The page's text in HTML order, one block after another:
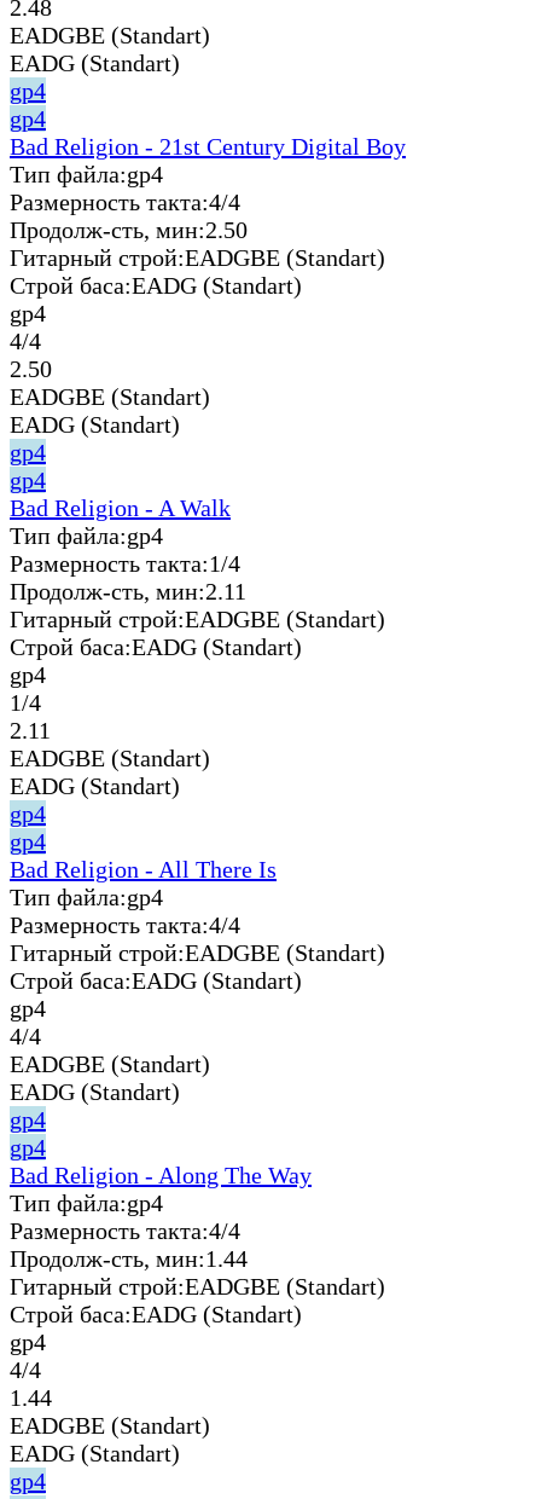
2.48
EADGBE (Standart)
EADG (Standart)
gp4
gp4
Bad Religion - 21st Century Digital Boy
Тип файла:gp4
Размерность такта:4/4
Продолж-сть, мин:2.50
Гитарный строй:EADGBE (Standart)
Строй баса:EADG (Standart)
gp4
4/4
2.50
EADGBE (Standart)
EADG (Standart)
gp4
gp4
Bad Religion - A Walk
Тип файла:gp4
Размерность такта:1/4
Продолж-сть, мин:2.11
Гитарный строй:EADGBE (Standart)
Строй баса:EADG (Standart)
gp4
1/4
2.11
EADGBE (Standart)
EADG (Standart)
gp4
gp4
Bad Religion - All There Is
Тип файла:gp4
Размерность такта:4/4
Гитарный строй:EADGBE (Standart)
Строй баса:EADG (Standart)
gp4
4/4
EADGBE (Standart)
EADG (Standart)
gp4
gp4
Bad Religion - Along The Way
Тип файла:gp4
Размерность такта:4/4
Продолж-сть, мин:1.44
Гитарный строй:EADGBE (Standart)
Строй баса:EADG (Standart)
gp4
4/4
1.44
EADGBE (Standart)
EADG (Standart)
gp4